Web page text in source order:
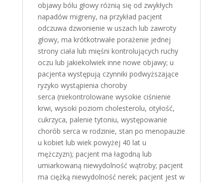
objawy bólu głowy różnią się od zwykłych
napadów migreny, na przykład pacjent
odczuwa dzwonienie w uszach lub zawroty
głowy, ma krótkotrwałe porażenie jednej
strony ciała lub mięśni kontrolujących ruchy
oczu lub jakiekolwiek inne nowe objawy; u
pacjenta występują czynniki podwyższające
ryzyko wystąpienia choroby
serca (niekontrolowane wysokie ciśnienie
krwi, wysoki poziom cholesterolu, otyłość,
cukrzyca, palenie tytoniu, występowanie
chorób serca w rodzinie, stan po menopauzie
u kobiet lub wiek powyżej 40 lat u
mężczyzn); pacjent ma łagodną lub
umiarkowaną niewydolność wątroby; pacjent
ma ciężką niewydolność nerek; pacjent jest w